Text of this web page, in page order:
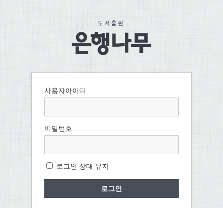
사용자아이디
비밀번호
로그인 상태 유지